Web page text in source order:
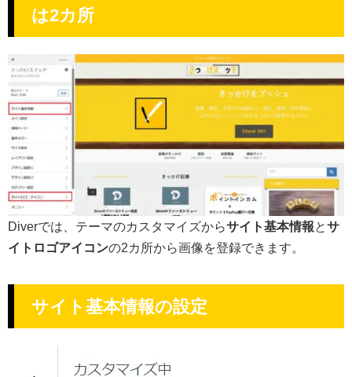
は2カ所
Diverでは、テーマのカスタマイズからサイト基本情報 とサ
イトロゴアイコンの2カ所から画像を登録できます。
サイト基本情報の設定